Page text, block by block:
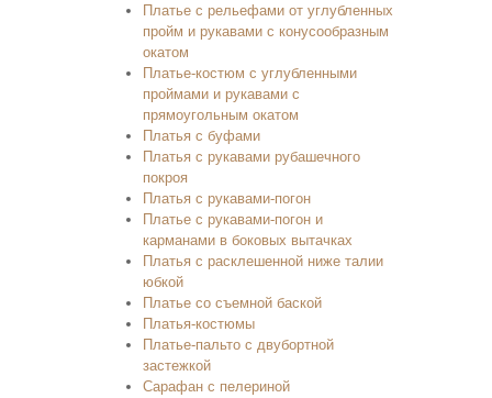
Платье с рельефами от углубленных
пройм и рукавами с конусообразным
окатом
Платье-костюм с углубленными
проймами и рукавами с
прямоугольным окатом
Платья с буфами
Платья с рукавами рубашечного
покроя
Платья с рукавами-погон
Платье с рукавами-погон и
карманами в боковых вытачках
Платья с расклешенной ниже талии
юбкой
Платье со съемной баской
Платья-костюмы
Платье-пальто с двубортной
застежкой
Сарафан с пелериной